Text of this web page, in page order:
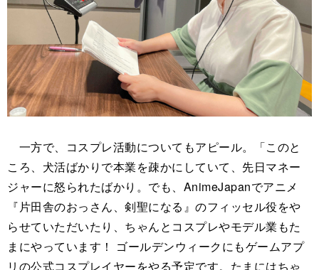
一方で、コスプレ活動についてもアピール。「このと
ころ、犬活ばかりで本業を疎かにしていて、先日マネー
ジャーに怒られたばかり。でも、AnimeJapanでアニメ
『片田舎のおっさん、剣聖になる』のフィッセル役をや
らせていただいたり、ちゃんとコスプレやモデル業もた
まにやっています！ ゴールデンウィークにもゲームアプ
リの公式コスプレイヤーをやる予定です。たまにはちゃ